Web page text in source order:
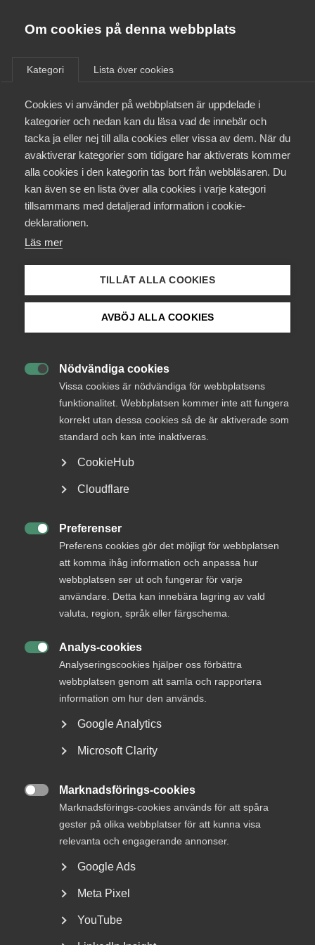
Om cookies på denna webbplats
Kategori Lista över cookies
Cookies vi använder på webbplatsen är uppdelade i
kategorier och nedan kan du läsa vad de innebär och
tacka ja eller nej till alla cookies eller vissa av dem. När du
avaktiverar kategorier som tidigare har aktiverats kommer
alla cookies i den kategorin tas bort från webbläsaren. Du
kan även se en lista över alla cookies i varje kategori
tillsammans med detaljerad information i cookie-
deklarationen.
Läs mer
TILLÅT ALLA COOKIES
AVBÖJ ALLA COOKIES
Nödvändiga cookies
Vissa cookies är nödvändiga för webbplatsens
funktionalitet. Webbplatsen kommer inte att fungera
korrekt utan dessa cookies så de är aktiverade som
standard och kan inte inaktiveras.
CookieHub
Cloudflare
Preferenser
Preferens cookies gör det möjligt för webbplatsen
att komma ihåg information och anpassa hur
webbplatsen ser ut och fungerar för varje
användare. Detta kan innebära lagring av vald
valuta, region, språk eller färgschema.
Analys-cookies
Analyseringscookies hjälper oss förbättra
webbplatsen genom att samla och rapportera
information om hur den används.
Google Analytics
Microsoft Clarity
Marknadsförings-cookies
Marknadsförings-cookies används för att spåra
gester på olika webbplatser för att kunna visa
relevanta och engagerande annonser.
Google Ads
Meta Pixel
YouTube
Almega Utbildning
Innovations­företagen
Kompetens­företagen
Medie­företagen
Säkerhets­företagen
Tåg­företagen
Om Almega
Aktuellt
Medlemskapet
Mina sidor
Kurser & utbildningar
Logga in på Arbetsgivarguiden
Sök på almega.se
Cookie-inställningar
Remiss angående PTS förslag
till föreskrifter om undantag
från tillståndsplikt för vissa
radiosändare
Remiss
Inkom från PTS den 27 januari 2012
IT & Telekomföretagen avstod från att svara.
Status
Svar senast
22 februari 2012
Läs remissen
Bli en del av framtidens
Jobb & karriär
Om Almega
Rådgivning, hjälp och
Rådgivning och hjälp
hjälper dig att göra rätt